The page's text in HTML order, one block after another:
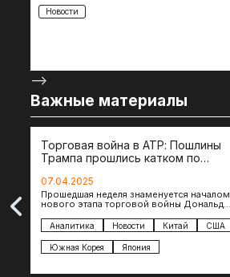
Новости
-->
Важные материалы
Торговая война в АТР: Пошлины
Трампа прошлись катком по
07.04.2025
Прошедшая неделя знаменуется началом
нового этапа торговой войны Дональда
импорта из более 100 стран…
Аналитика Новости Китай США
Южная Корея Япония